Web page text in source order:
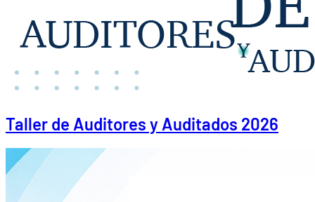
Taller de Auditores y Auditados 2026